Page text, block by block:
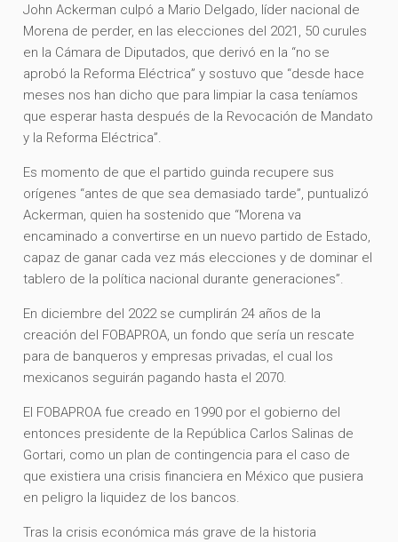
John Ackerman culpó a Mario Delgado, líder nacional de
Morena de perder, en las elecciones del 2021, 50 curules
en la Cámara de Diputados, que derivó en la “no se
aprobó la Reforma Eléctrica” y sostuvo que “desde hace
meses nos han dicho que para limpiar la casa teníamos
que esperar hasta después de la Revocación de Mandato
y la Reforma Eléctrica”.
Es momento de que el partido guinda recupere sus
orígenes “antes de que sea demasiado tarde”, puntualizó
Ackerman, quien ha sostenido que “Morena va
encaminado a convertirse en un nuevo partido de Estado,
capaz de ganar cada vez más elecciones y de dominar el
tablero de la política nacional durante generaciones”.
En diciembre del 2022 se cumplirán 24 años de la
creación del FOBAPROA, un fondo que sería un rescate
para de banqueros y empresas privadas, el cual los
mexicanos seguirán pagando hasta el 2070.
El FOBAPROA fue creado en 1990 por el gobierno del
entonces presidente de la República Carlos Salinas de
Gortari, como un plan de contingencia para el caso de
que existiera una crisis financiera en México que pusiera
en peligro la liquidez de los bancos.
Tras la crisis económica más grave de la historia